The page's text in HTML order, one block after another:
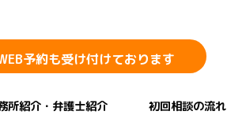
予約も受け付けております
所紹介・弁護士紹介 初回相談の流れ